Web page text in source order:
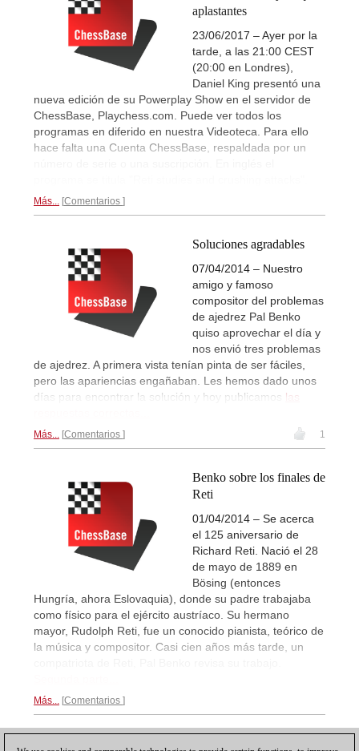
aplastantes
23/06/2017 – Ayer por la
tarde, a las 21:00 CEST
(20:00 en Londres),
Daniel King presentó una
nueva edición de su Powerplay Show en el servidor de
ChessBase, Playchess.com. Puede ver todos los
programas en diferido en nuestra Videoteca. Para ello
hace falta una Cuenta ChessBase, respaldada por un
Más... Comentarios
Soluciones agradables
07/04/2014 – Nuestro
amigo y famoso
compositor del problemas
de ajedrez Pal Benko
quiso aprovechar el día y
nos envió tres problemas
de ajedrez. A primera vista tenían pinta de ser fáciles,
pero las apariencias engañaban. Les hemos dado unos
días para encontrar la solución y hoy publicamos las
Más... Comentarios 1
Benko sobre los finales de
Reti
01/04/2014 – Se acerca
el 125 aniversario de
Richard Reti. Nació el 28
de mayo de 1889 en
Bösing (entonces
Hungría, ahora Eslovaquia), donde su padre trabajaba
como físico para el ejército austríaco. Su hermano
mayor, Rudolph Reti, fue un conocido pianista, teórico de
la música y compositor. Casi cien años más tarde, un
Más... Comentarios